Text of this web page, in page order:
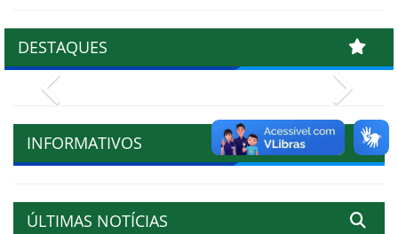
DESTAQUES
INFORMATIVOS
ÚLTIMAS NOTÍCIAS